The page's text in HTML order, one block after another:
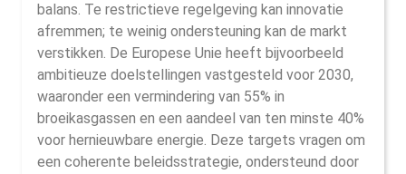
balans. Te restrictieve regelgeving kan innovatie
afremmen; te weinig ondersteuning kan de markt
verstikken. De Europese Unie heeft bijvoorbeeld
ambitieuze doelstellingen vastgesteld voor 2030,
waaronder een vermindering van 55% in
broeikasgassen en een aandeel van ten minste 40%
voor hernieuwbare energie. Deze targets vragen om
een coherente beleidsstrategie, ondersteund door